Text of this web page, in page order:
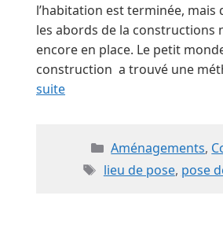
l’habitation est terminée, mais
les abords de la constructions
encore en place. Le petit
construction a trouvé une
suite
Catégories
Aménagements,
Étiquettes
lieu de pose, pose